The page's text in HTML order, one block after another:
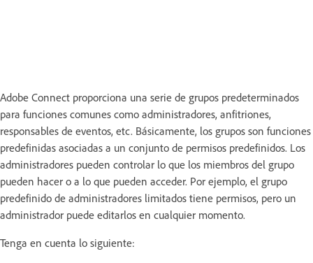
Adobe Connect proporciona una serie de grupos predeterminados
para funciones comunes como administradores, anfitriones,
responsables de eventos, etc. Básicamente, los grupos son funciones
predefinidas asociadas a un conjunto de permisos predefinidos. Los
administradores pueden controlar lo que los miembros del grupo
pueden hacer o a lo que pueden acceder. Por ejemplo, el grupo
predefinido de administradores limitados tiene permisos, pero un
administrador puede editarlos en cualquier momento.
Tenga en cuenta lo siguiente: